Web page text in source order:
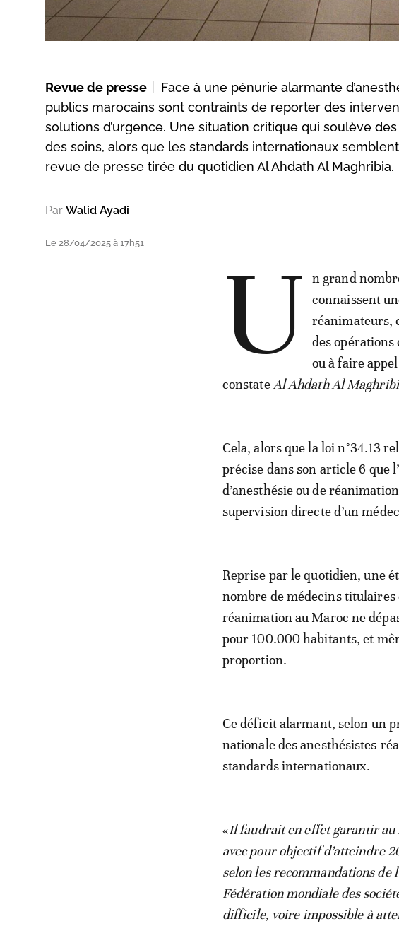
Revue de presse
Face à une pénurie alarmante
publics marocains sont contraints de reporter des
solutions d’urgence. Une situation critique qui soulève
des soins, alors que les standards internationaux
revue de presse tirée du quotidien Al Ahdath Al Maghribia.
Par Walid Ayadi
Le 28/04/2025 à 17h51 U
n grand
connaissent
réanimateurs,
des
ou à faire
constate Al Ahdath Al
Cela, alors que la loi n°34.13
précise dans son article 6 que
d’anesthésie ou de
supervision directe d’un
Reprise par le quotidien, une
nombre de médecins titulaires
réanimation au Maroc ne
pour 100.000 habitants, et
proportion.
Ce déficit alarmant, selon un
nationale des anesthésistes-
standards internationaux.
«Il faudrait en effet garantir
avec pour objectif d’atteindre
selon les recommandations de
Fédération mondiale des
difficile, voire impossible à